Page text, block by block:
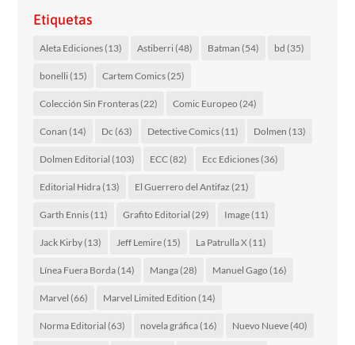
Etiquetas
Aleta Ediciones(13) Astiberri(48) Batman (54) bd (35)
bonelli(15) Cartem Comics(25)
Colección Sin Fronteras(22) Comic Europeo (24)
Conan (14) Dc (63) Detective Comics(11) Dolmen (13)
Dolmen Editorial (103) ECC(82) Ecc Ediciones(36)
Editorial Hidra(13) El Guerrero del Antifaz (21)
Garth Ennis(11) Grafito Editorial (29) Image(11)
Jack Kirby(13) Jeff Lemire(15) La Patrulla X(11)
Línea Fuera Borda(14) Manga(28) Manuel Gago (16)
Marvel (66) Marvel Limited Edition (14)
Norma Editorial (63) novela gráfica(16) Nuevo Nueve(40)